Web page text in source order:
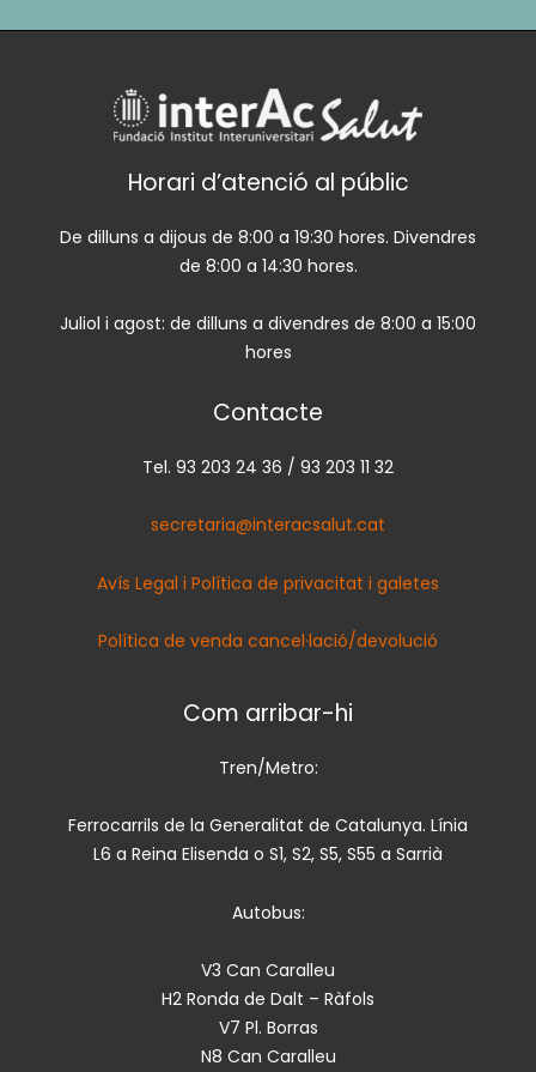
Horari d’atenció al públic
De dilluns a dijous de 8:00 a 19:30 hores. Divendres
de 8:00 a 14:30 hores.
Juliol i agost: de dilluns a divendres de 8:00 a 15:00
hores
Contacte
Tel. 93 203 24 36 / 93 203 11 32
secretaria@interacsalut.cat
Avís Legal i Política de privacitat i galetes
Política de venda cancel·lació/devolució
Com arribar-hi
Tren/Metro:
Ferrocarrils de la Generalitat de Catalunya. Línia
L6 a Reina Elisenda o S1, S2, S5, S55 a Sarrià
Autobus:
V3 Can Caralleu
H2 Ronda de Dalt – Ràfols
V7 Pl. Borras
N8 Can Caralleu